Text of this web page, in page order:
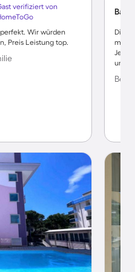
verifiziert von
perfekt. Wir würden
Preis Leistung top.
Die
man
und